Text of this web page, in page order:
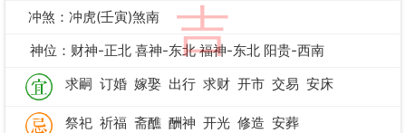
吉
冲煞：冲虎(壬寅)煞南
神位：财神-正北 喜神-东北 福神-东北 阳贵-西南
求嗣 订婚 嫁娶 出行 求财 开市 交易 安床
祭祀 祈福 斋醮 酬神 开光 修造 安葬